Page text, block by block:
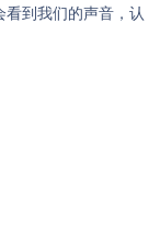
看到我们的声音，认